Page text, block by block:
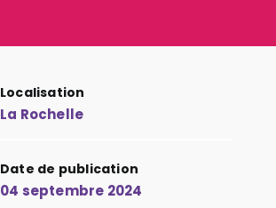
Localisation
La Rochelle
Date de publication
04 septembre 2024